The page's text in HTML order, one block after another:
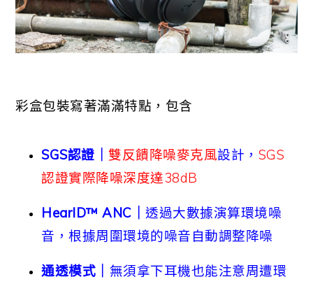
彩盒包裝寫著滿滿特點，包含
SGS認證｜雙反饋降噪麥克風設計， SGS
認證實際降噪深度達38dB
HearID™ ANC｜透過大數據演算環境噪
音，根據周圍環境的噪音自動調整降噪
通透模式｜ 無須拿下耳機也能注意周遭環